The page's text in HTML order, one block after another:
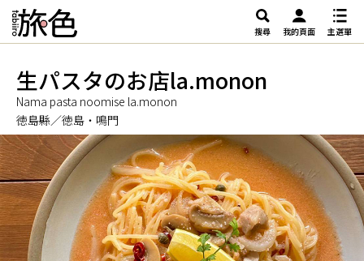
搜尋 我的頁面 主選單
生パスタのお店la.monon
Nama pasta noomise la.monon
徳島縣／徳島・鳴門